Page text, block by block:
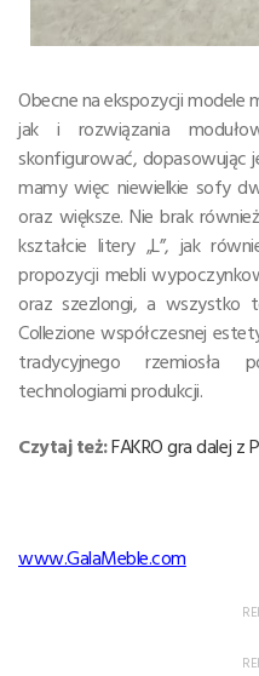
Obecne na ekspozycji modele
jak i rozwiązania
skonfigurować, dopasowując
mamy więc niewielkie sofy
oraz większe. Nie brak
kształcie litery „L”, jak
propozycji mebli
oraz szezlongi, a wszystko
Collezione współczesnej
tradycyjnego rzemiosła
technologiami produkcji.
Czytaj też:FAKRO gra dalej z
www.GalaMeble.com